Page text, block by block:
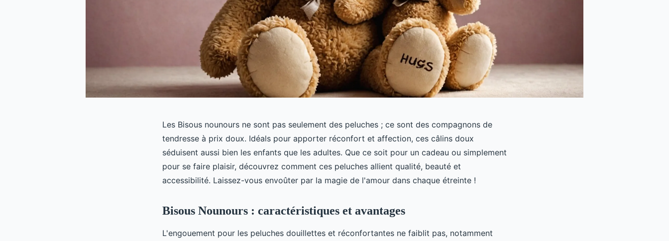
Les Bisous nounours ne sont pas seulement des peluches ; ce sont des compagnons de
tendresse à prix doux. Idéals pour apporter réconfort et affection, ces câlins doux
séduisent aussi bien les enfants que les adultes. Que ce soit pour un cadeau ou simplement
pour se faire plaisir, découvrez comment ces peluches allient qualité, beauté et
accessibilité. Laissez-vous envoûter par la magie de l'amour dans chaque étreinte !
Bisous Nounours : caractéristiques et avantages
L'engouement pour les peluches douillettes et réconfortantes ne faiblit pas, notamment